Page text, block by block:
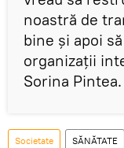
noastră de
bine şi apoi
organizaţii
Sorina Pintea.
Societate SĂNĂTATE